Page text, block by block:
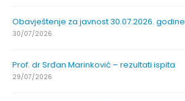
Obavještenje za javnost 30.07.2026. godine
30/07/2026
Prof. dr Srđan Marinković – rezultati ispita
29/07/2026